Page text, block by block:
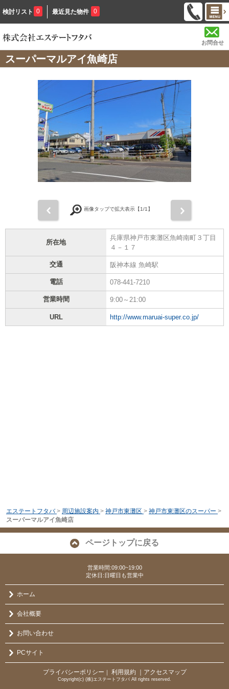
検討リスト 0 最近見た物件 0
お問合せ
スーパーマルアイ魚崎店
画像タップで拡大表示【1/1】
所在地
兵庫県神戸市東灘区魚崎南町３丁目
４－１７
交通 阪神本線 魚崎駅
電話 078-441-7210
営業時間 9:00～21:00
URL http://www.maruai-super.co.jp/
エステートフタバ > 周辺施設案内 > 神戸市東灘区 > 神戸市東灘区のスーパー >
スーパーマルアイ魚崎店
ページトップに戻る
営業時間:09:00~19:00
定休日:日曜日も営業中
ホーム
会社概要
お問い合わせ
PCサイト
プライバシーポリシー ｜ 利用規約 ｜アクセスマップ
Copyright(c) (株)エステートフタバ All rights reserved.